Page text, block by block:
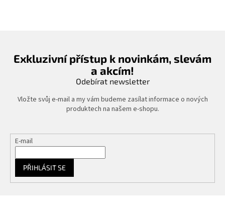
p
r
v
y
v
i
Exkluzivní přístup k novinkám, slevám
a akcím!
Odebírat newsletter
Vložte svůj e-mail a my vám budeme zasílat informace o nových
produktech na našem e-shopu.
E-mail
PŘIHLÁSIT SE